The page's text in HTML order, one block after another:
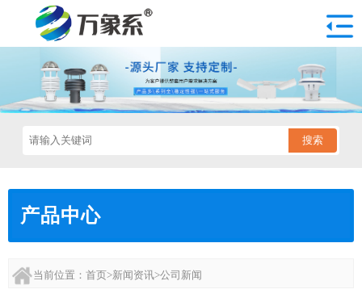
搜索
产品中心
当前位置： 首页>新闻资讯>公司新闻